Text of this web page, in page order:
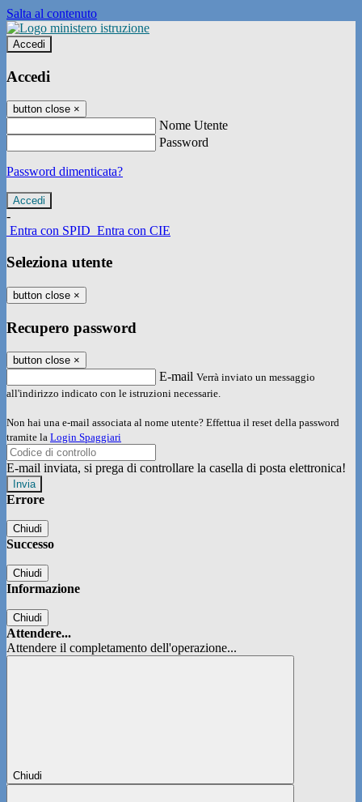
Salta al contenuto
Accedi
Accedi
button close ×
Nome Utente
Password
Password dimenticata?
-
Entra con SPID Entra con CIE
Seleziona utente
button close ×
Recupero password
button close ×
E-mail Verrà inviato un messaggio
all'indirizzo indicato con le istruzioni necessarie.
Non hai una e-mail associata al nome utente? Effettua il reset della password
tramite la Login Spaggiari
E-mail inviata, si prega di controllare la casella di posta elettronica!
Errore
Chiudi
Successo
Chiudi
Informazione
Chiudi
Attendere...
Attendere il completamento dell'operazione...
Chiudi